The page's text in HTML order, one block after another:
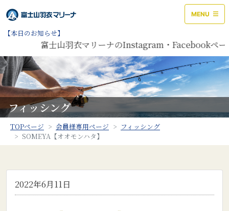
MENU
【本日のお知らせ】
富士山羽衣マリーナのInstagram・Facebookペー
フィッシング
TOPページ 会員様専用ページ
フィッシング
SOMEYA【オオモンハタ】
2022年6月11日